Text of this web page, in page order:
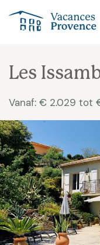
Les
Vanaf: € 2.029 tot